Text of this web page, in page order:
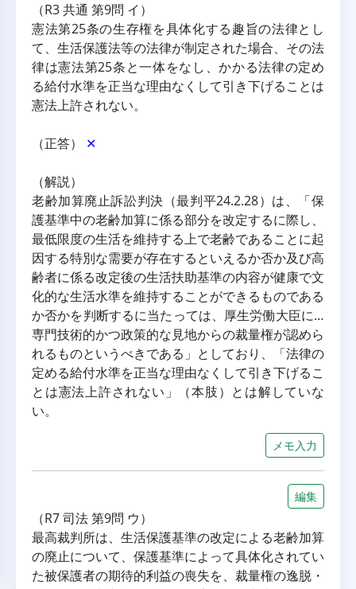
（R3 共通 第9問 イ）
憲法第25条の生存権を具体化する趣旨の法律とし
て、生活保護法等の法律が制定された場合、その法
律は憲法第25条と一体をなし、かかる法律の定め
る給付水準を正当な理由なくして引き下げることは
憲法上許されない。
（正答） ✕
（解説）
老齢加算廃止訴訟判決（最判平24.2.28）は、「保
護基準中の老齢加算に係る部分を改定するに際し、
最低限度の生活を維持する上で老齢であることに起
因する特別な需要が存在するといえるか否か及び高
齢者に係る改定後の生活扶助基準の内容が健康で文
化的な生活水準を維持することができるものである
か否かを判断するに当たっては、厚生労働大臣に…
専門技術的かつ政策的な見地からの裁量権が認めら
れるものというべきである」としており、「法律の
定める給付水準を正当な理由なくして引き下げるこ
とは憲法上許されない」（本肢）とは解していな
い。
メモ入力
編集
（R7 司法 第9問 ウ）
最高裁判所は、生活保護基準の改定による老齢加算
の廃止について、保護基準によって具体化されてい
た被保護者の期待的利益の喪失を、裁量権の逸脱・